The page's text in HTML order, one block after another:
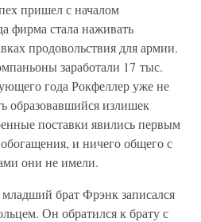
пришел с началом
фирма стала наживать
продовольствия для армии.
заработали 17 тыс.
года Рокфеллер уже не
образовавшийся излишек
поставки явились первым
и ничего общего с
они не имели.
брат Фрэнк записался
Он обратился к брату с